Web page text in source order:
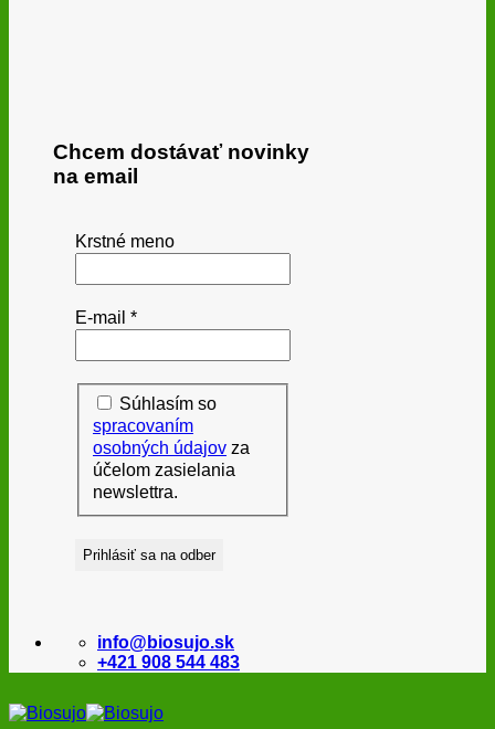
Chcem dostávať novinky
na email
Krstné meno
E-mail *
Súhlasím so
spracovaním
osobných údajov za
účelom zasielania
newslettra.
info@biosujo.sk
+421 908 544 483